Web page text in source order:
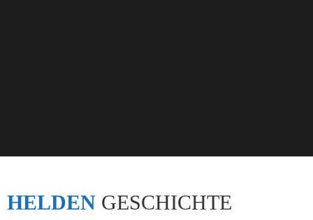
HELDEN GESCHICHTE